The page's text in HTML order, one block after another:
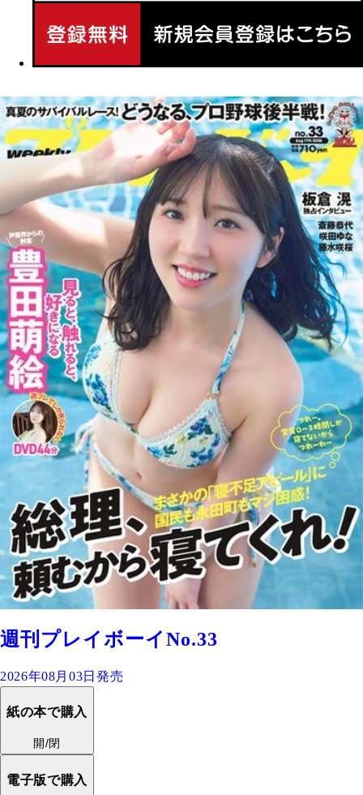
週刊プレイボーイNo.33
2026年08月03日発売
紙の本で購入
開/閉
電子版で購入